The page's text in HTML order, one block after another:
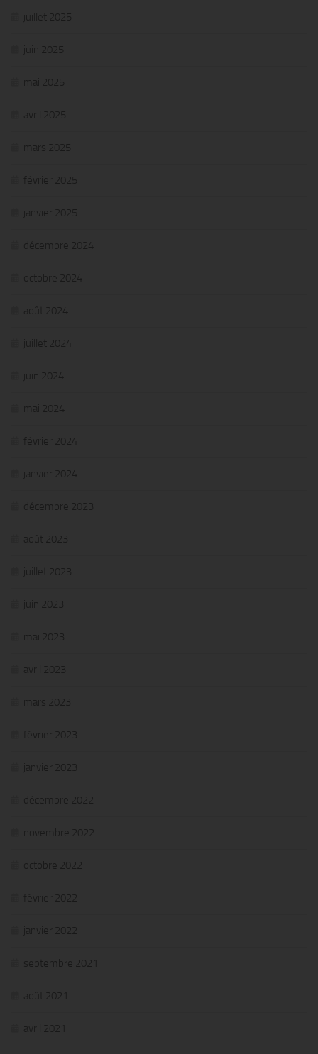
juillet 2025
juin 2025
mai 2025
avril 2025
mars 2025
février 2025
janvier 2025
décembre 2024
octobre 2024
août 2024
juillet 2024
juin 2024
mai 2024
février 2024
janvier 2024
décembre 2023
août 2023
juillet 2023
juin 2023
mai 2023
avril 2023
mars 2023
février 2023
janvier 2023
décembre 2022
novembre 2022
octobre 2022
février 2022
janvier 2022
septembre 2021
août 2021
avril 2021